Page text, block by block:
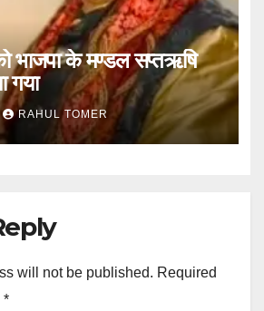
भाजपा के मण्डल सप्तऋषि
गया
RAHUL TOMER
will not be published. Required
*